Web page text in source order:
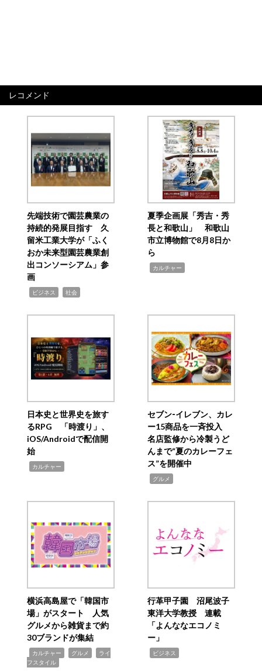
レコメンド
先端技術で園芸農業の
持続的発展目指す 久
留米工業大学が「ふく
おか未来型園芸農業創
出コンソーシアム」参
画
ビジネス 社会
夏季企画展「秀吉・秀
長と和歌山」 和歌山
市立博物館で8月8日か
ら
カルチャー
日本史と世界史を旅す
るRPG 「時渡り」、
iOS/Androidで配信開
始
カルチャー
セブン‐イレブン、カレ
ー15商品を一斉投入
名店監修から冷製うど
んまで“夏のカレーフェ
ス”を開催中
グルメ
横浜高島屋で「韓国市
場」がスタート 人気
グルメから雑貨まで約
30ブランドが集結
カルチャー グルメ
ライ
フスタイル
行革甲子園 沼尾波子
東洋大学教授 連載
「よんななエコノミ
ー」
ビジネス